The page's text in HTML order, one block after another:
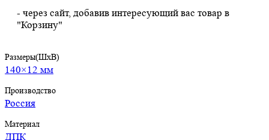
- через сайт, добавив интересующий вас товар в
"Корзину"
Размеры(ШхВ)
140×12 мм
Производство
Россия
Материал
ДПК